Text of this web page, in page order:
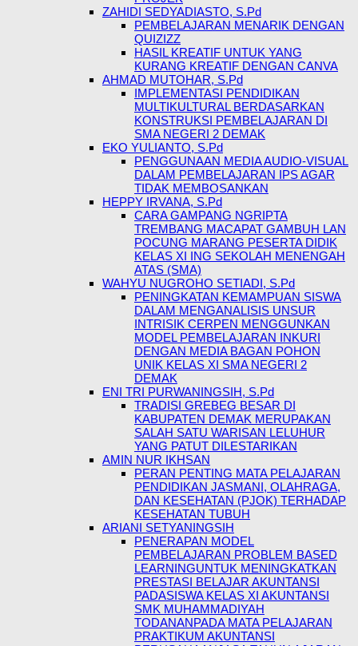
ZAHIDI SEDYADIASTO, S.Pd
PEMBELAJARAN MENARIK DENGAN
QUIZIZZ
HASIL KREATIF UNTUK YANG
KURANG KREATIF DENGAN CANVA
AHMAD MUTOHAR, S.Pd
IMPLEMENTASI PENDIDIKAN
MULTIKULTURAL BERDASARKAN
KONSTRUKSI PEMBELAJARAN DI
SMA NEGERI 2 DEMAK
EKO YULIANTO, S.Pd
PENGGUNAAN MEDIA AUDIO-VISUAL
DALAM PEMBELAJARAN IPS AGAR
TIDAK MEMBOSANKAN
HEPPY IRVANA, S.Pd
CARA GAMPANG NGRIPTA
TREMBANG MACAPAT GAMBUH LAN
POCUNG MARANG PESERTA DIDIK
KELAS XI ING SEKOLAH MENENGAH
ATAS (SMA)
WAHYU NUGROHO SETIADI, S.Pd
PENINGKATAN KEMAMPUAN SISWA
DALAM MENGANALISIS UNSUR
INTRISIK CERPEN MENGGUNKAN
MODEL PEMBELAJARAN INKURI
DENGAN MEDIA BAGAN POHON
UNIK KELAS XI SMA NEGERI 2
DEMAK
ENI TRI PURWANINGSIH, S.Pd
TRADISI GREBEG BESAR DI
KABUPATEN DEMAK MERUPAKAN
SALAH SATU WARISAN LELUHUR
YANG PATUT DILESTARIKAN
AMIN NUR IKHSAN
PERAN PENTING MATA PELAJARAN
PENDIDIKAN JASMANI, OLAHRAGA,
DAN KESEHATAN (PJOK) TERHADAP
KESEHATAN TUBUH
ARIANI SETYANINGSIH
PENERAPAN MODEL
PEMBELAJARAN PROBLEM BASED
LEARNINGUNTUK MENINGKATKAN
PRESTASI BELAJAR AKUNTANSI
PADASISWA KELAS XI AKUNTANSI
SMK MUHAMMADIYAH
TODANANPADA MATA PELAJARAN
PRAKTIKUM AKUNTANSI